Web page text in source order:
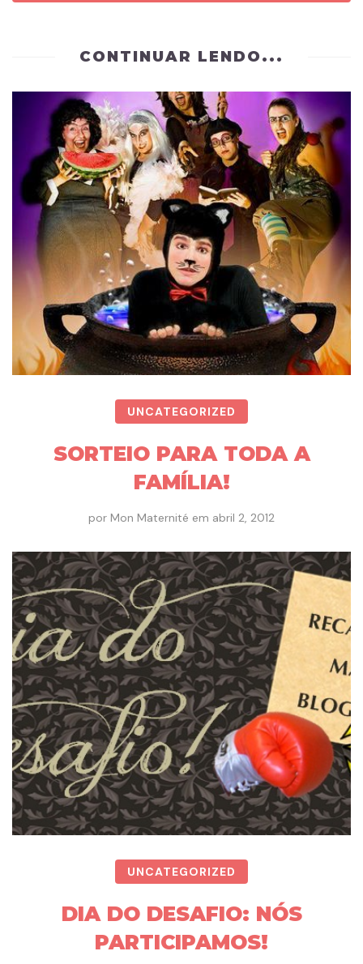
CONTINUAR LENDO...
UNCATEGORIZED
SORTEIO PARA TODA A
FAMÍLIA!
por Mon Maternité em abril 2, 2012
UNCATEGORIZED
DIA DO DESAFIO: NÓS
PARTICIPAMOS!